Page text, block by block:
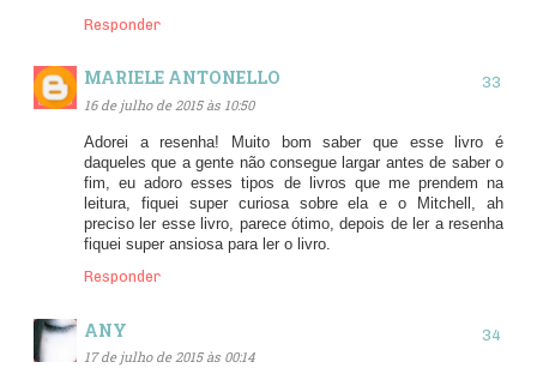
Responder
MARIELE ANTONELLO
16 de julho de 2015 às 10:50
Adorei a resenha! Muito bom saber que esse livro é
daqueles que a gente não consegue largar antes de saber o
fim, eu adoro esses tipos de livros que me prendem na
leitura, fiquei super curiosa sobre ela e o Mitchell, ah
preciso ler esse livro, parece ótimo, depois de ler a resenha
fiquei super ansiosa para ler o livro.
Responder
ANY
17 de julho de 2015 às 00:14